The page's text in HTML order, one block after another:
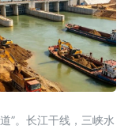
”。长江干线，三峡水